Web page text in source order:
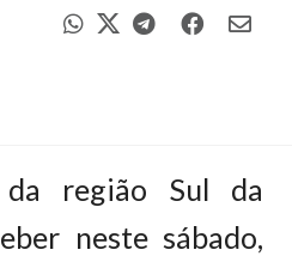
da região Sul da
neste sábado,